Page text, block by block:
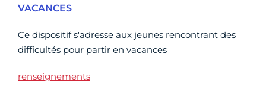
VACANCES
Ce dispositif s'adresse aux jeunes rencontrant des
difficultés pour partir en vacances
renseignements